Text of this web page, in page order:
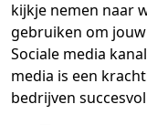
kijkje nemen naar
gebruiken om jouw
Sociale media
media is een
bedrijven